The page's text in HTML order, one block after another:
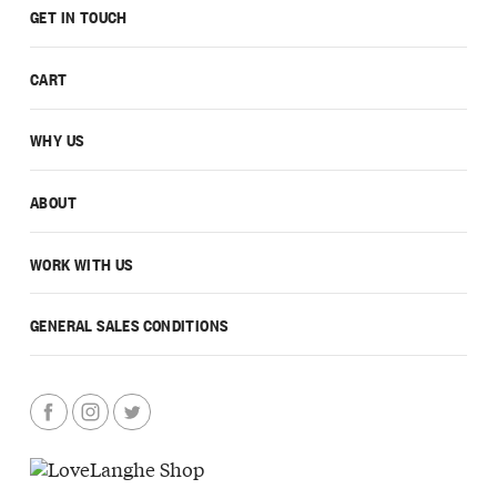
GET IN TOUCH
CART
WHY US
ABOUT
WORK WITH US
GENERAL SALES CONDITIONS